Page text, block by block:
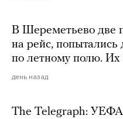
В Шереметьево две
на рейс, попытались
по летному полю. Их
день назад
The Telegraph: